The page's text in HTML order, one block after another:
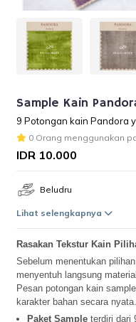
Sample Kain
9 Potongan kain Pandora
0 Orang menggunakan
IDR 10.000
Beludru
Lihat selengkapnya
Rasakan Tekstur Kain
Sebelum menentukan
menyentuh langsung
Pesan potongan kain
karakter bahan secara nyata.
Paket Sample terdiri dari